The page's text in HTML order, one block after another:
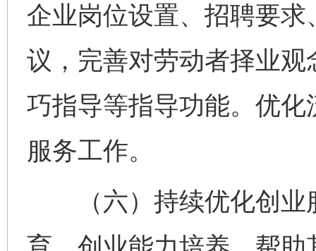
企业岗位设置、招聘要
议，完善对劳动者择业
巧指导等指导功能。优
服务工作。
（六）持续优化创业